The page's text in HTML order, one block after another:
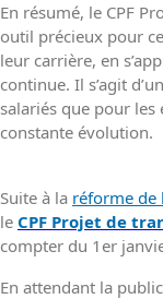
En résumé, le CPF
outil précieux pour
leur carrière, en
continue. Il s’agit
salariés que pour
constante évolution.
Suite à la réforme de
le CPF Projet de
compter du 1er
En attendant la